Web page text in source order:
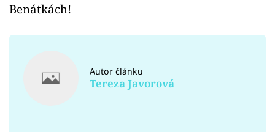
Benátkách!
Autor článku
Tereza Javorová